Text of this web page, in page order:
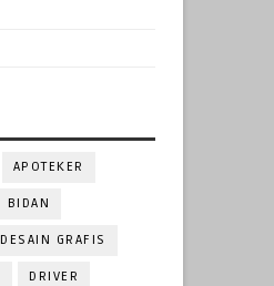
APOTEKER
BIDAN
DESAIN GRAFIS
DRIVER